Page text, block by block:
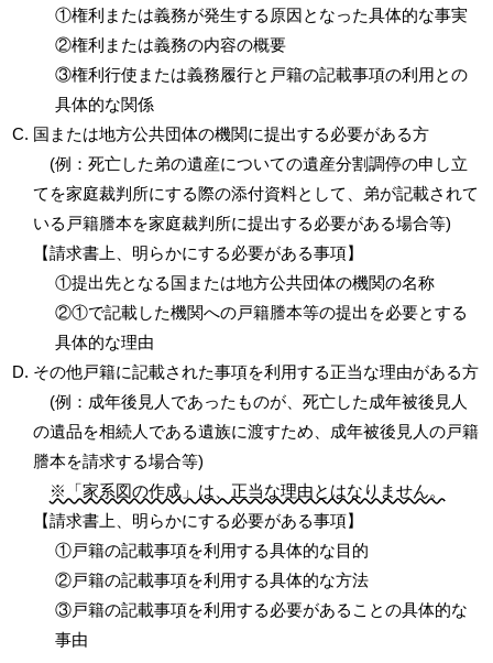
①権利または義務が発生する原因となった具体的な事実
②権利または義務の内容の概要
③権利行使または義務履行と戸籍の記載事項の利用との
具体的な関係
国または地方公共団体の機関に提出する必要がある方
(例：死亡した弟の遺産についての遺産分割調停の申し立
てを家庭裁判所にする際の添付資料として、弟が記載されて
いる戸籍謄本を家庭裁判所に提出する必要がある場合等)
【請求書上、明らかにする必要がある事項】
①提出先となる国または地方公共団体の機関の名称
②①で記載した機関への戸籍謄本等の提出を必要とする
具体的な理由
その他戸籍に記載された事項を利用する正当な理由がある方
(例：成年後見人であったものが、死亡した成年被後見人
の遺品を相続人である遺族に渡すため、成年被後見人の戸籍
謄本を請求する場合等)
※「家系図の作成」は、正当な理由とはなりません。
【請求書上、明らかにする必要がある事項】
①戸籍の記載事項を利用する具体的な目的
②戸籍の記載事項を利用する具体的な方法
③戸籍の記載事項を利用する必要があることの具体的な
事由